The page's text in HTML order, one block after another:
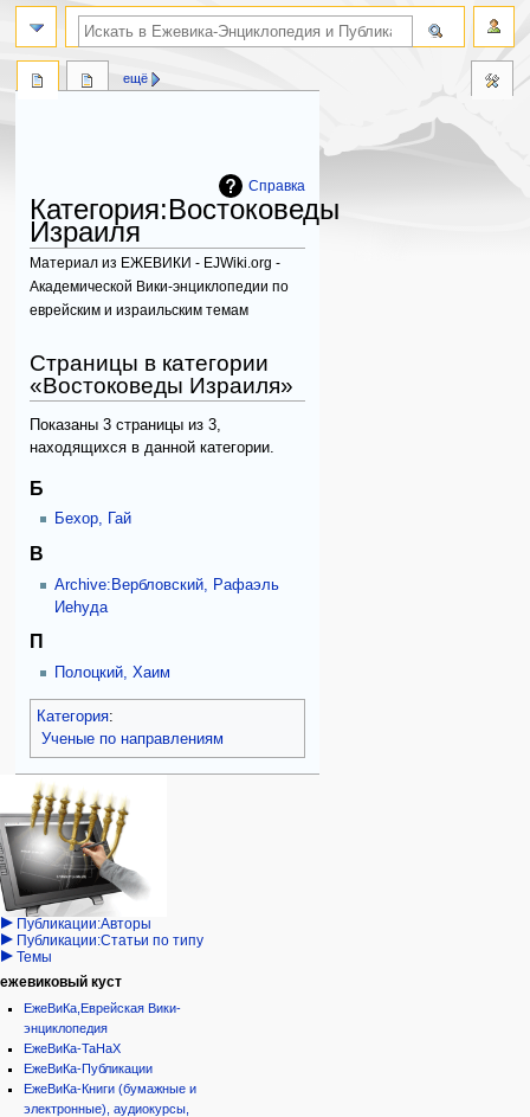
Справка
Категория:Востоковеды
Израиля
Материал из ЕЖЕВИКИ - EJWiki.org -
Академической Вики-энциклопедии по
еврейским и израильским темам
к
навигации
к
поиску
Страницы в категории
«Востоковеды Израиля»
Показаны 3 страницы из 3,
находящихся в данной категории.
Б
Бехор, Гай
В
Archive:Вербловский, Рафаэль
Иеhуда
П
Полоцкий, Хаим
Категория:
Ученые по направлениям
Навигация
ещё
персональные инструменты
войти
запрос
учётной
записи
категории
Израиль:Страна и
государство
Иудаизм
Народ
Проекты
Проекты/Участники/
дополнения
Публикации:Авторы
Публикации:Статьи по типу
Темы
поиск по словам
ежевиковый куст
ЕжеВиКа,Еврейская Вики-
энциклопедия
ЕжеВиКа-ТаНаХ
ЕжеВиКа-Публикации
ЕжеВиКа-Книги (бумажные и
электронные), аудиокурсы,